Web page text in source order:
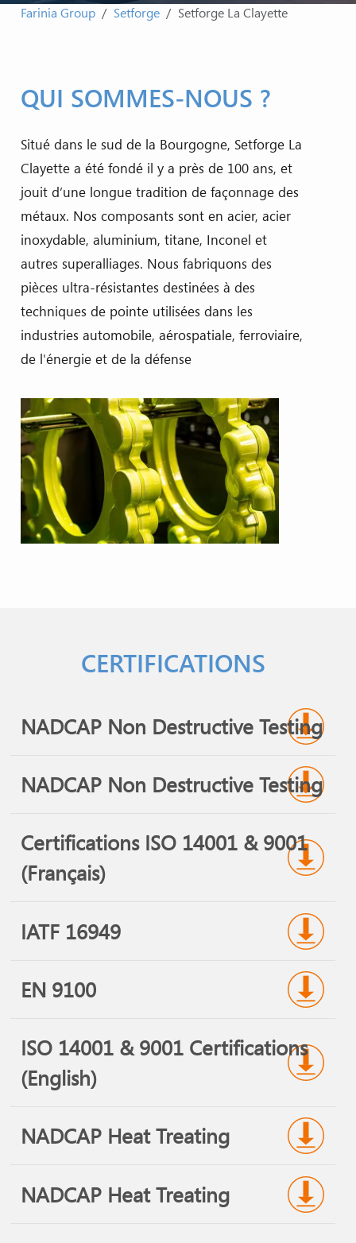
Farinia Group Setforge Setforge La Clayette
QUI SOMMES-NOUS ?
Situé dans le sud de la Bourgogne, Setforge La
Clayette a été fondé il y a près de 100 ans, et
jouit d’une longue tradition de façonnage des
métaux. Nos composants sont en acier, acier
inoxydable, aluminium, titane, Inconel et
autres superalliages. Nous fabriquons des
pièces ultra-résistantes destinées à des
techniques de pointe utilisées dans les
industries automobile, aérospatiale, ferroviaire,
de l'énergie et de la défense
CERTIFICATIONS
NADCAP Non Destructive Testing
NADCAP Non Destructive Testing
Certifications ISO 14001 & 9001
(Français)
IATF 16949
EN 9100
ISO 14001 & 9001 Certifications
(English)
NADCAP Heat Treating
NADCAP Heat Treating